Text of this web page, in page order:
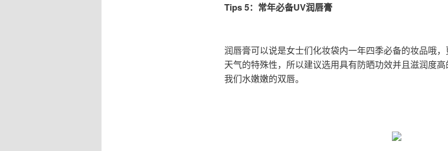
Tips 5：常年必备UV润唇膏
润唇膏可以说是女士们化妆袋内一年四季必备的妆品哦
天气的特殊性，所以建议选用具有防晒功效并且滋润度
我们水嫩嫩的双唇。